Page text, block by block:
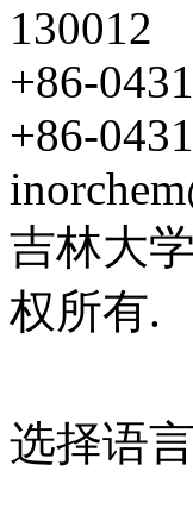
130012
+86-
+86-
吉林大
权所有.
选择语